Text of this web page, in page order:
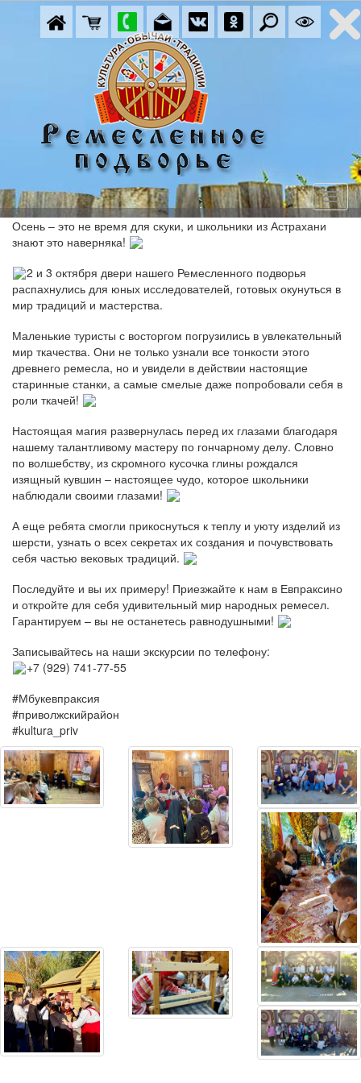
Осень – это не время для скуки, и школьники из Астрахани
знают это наверняка!
2 и 3 октября двери нашего Ремесленного подворья
распахнулись для юных исследователей, готовых окунуться в
мир традиций и мастерства.
Маленькие туристы с восторгом погрузились в увлекательный
мир ткачества. Они не только узнали все тонкости этого
древнего ремесла, но и увидели в действии настоящие
старинные станки, а самые смелые даже попробовали себя в
роли ткачей!
Настоящая магия развернулась перед их глазами благодаря
нашему талантливому мастеру по гончарному делу. Словно
по волшебству, из скромного кусочка глины рождался
изящный кувшин – настоящее чудо, которое школьники
наблюдали своими глазами!
А еще ребята смогли прикоснуться к теплу и уюту изделий из
шерсти, узнать о всех секретах их создания и почувствовать
себя частью вековых традиций.
Последуйте и вы их примеру! Приезжайте к нам в Евпраксино
и откройте для себя удивительный мир народных ремесел.
Гарантируем – вы не останетесь равнодушными!
Записывайтесь на наши экскурсии по телефону:
+7 (929) 741-77-55
#Мбукевпраксия
#приволжскийрайон
#kultura_priv